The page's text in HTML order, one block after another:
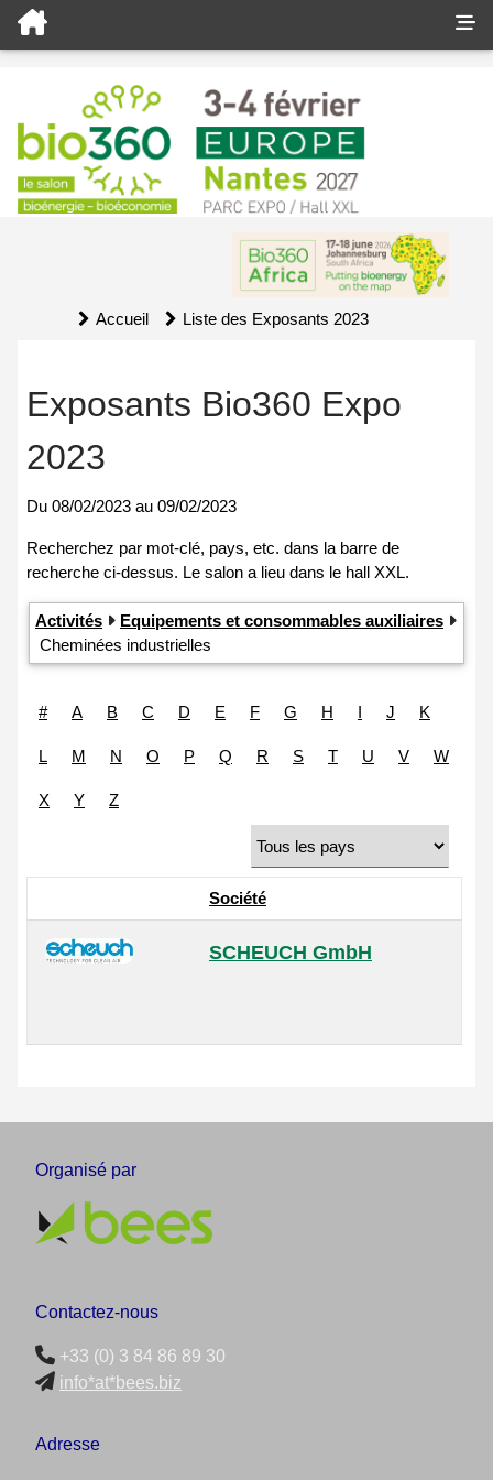
Accueil Liste des Exposants 2023
Exposants Bio360 Expo
2023
Du 08/02/2023 au 09/02/2023
Activités
Equipements et consommables auxiliaires
Cheminées industrielles
# A B C D E F G H I J K
L M N O P Q R S T U V W
X Y Z
Société
SCHEUCH GmbH
Organisé par
Contactez-nous
+33 (0) 3 84 86 89 30
info*at*bees.biz
Adresse